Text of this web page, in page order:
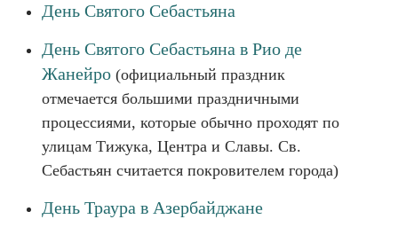
День Святого Себастьяна
День Святого Себастьяна в Рио де
Жанейро (официальный праздник
отмечается большими праздничными
процессиями, которые обычно проходят по
улицам Тижука, Центра и Славы. Св.
Себастьян считается покровителем города)
День Траура в Азербайджане